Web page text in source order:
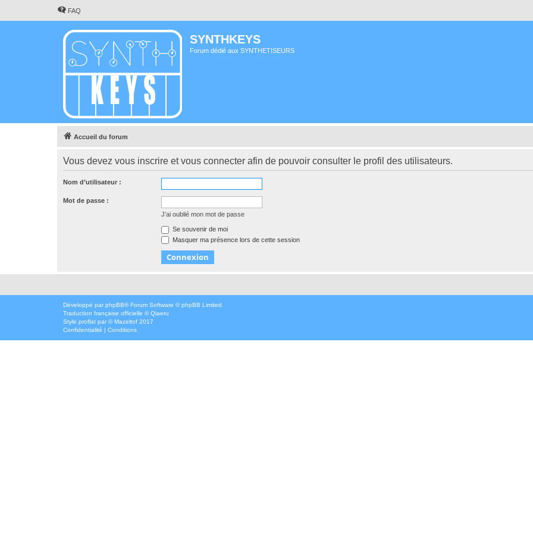
FAQ
SYNTHKEYS
Forum dédié aux SYNTHETISEURS
Accueil du forum
Vous devez vous inscrire et vous connecter afin de pouvoir consulter le profil des utilisateurs.
Nom d’utilisateur :
Mot de passe :
J’ai oublié mon mot de passe
Se souvenir de moi
Masquer ma présence lors de cette session
Développé par phpBB® Forum Software © phpBB Limited
Traduction française officielle ©Qiaeru
Style proflat par ©Mazeltof 2017
Confidentialité | Conditions